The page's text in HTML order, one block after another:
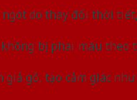
do thay đổi thời
bị phai màu theo
gỗ, tạo cảm giác